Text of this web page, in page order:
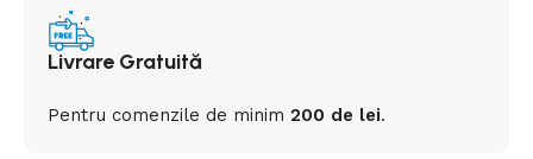
Livrare Gratuită
Pentru comenzile de minim200 de lei.